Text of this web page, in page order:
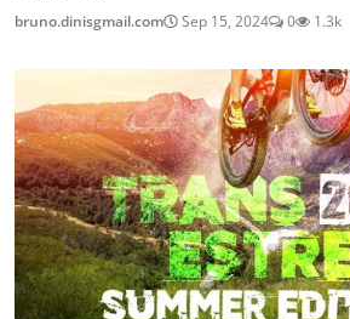
bruno.dinisgmail.com Sep 15, 2024 0 1.3k